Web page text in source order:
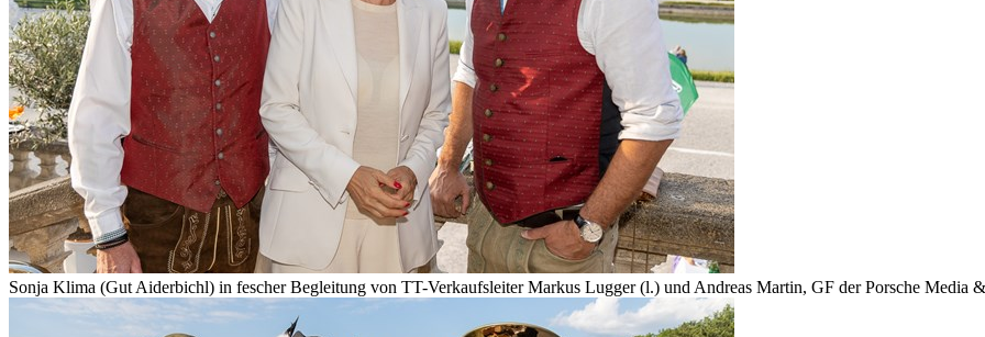
Sonja Klima (Gut Aiderbichl) in fescher Begleitung von TT-Verkaufsleiter Markus Lugger (l.) und Andreas Martin, GF der Porsche Media